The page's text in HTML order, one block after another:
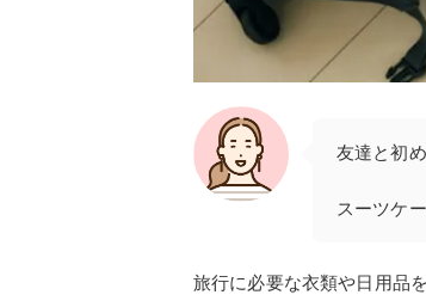
友達と初
スーツケ
旅行に必要な衣類や日用品